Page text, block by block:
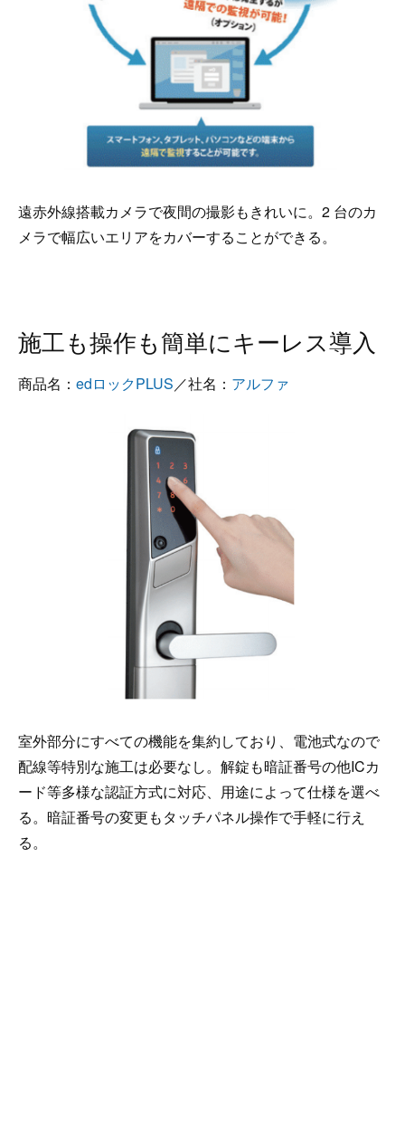
遠赤外線搭載カメラで夜間の撮影もきれいに。2 台のカ
メラで幅広いエリアをカバーすることができる。
施工も操作も簡単にキーレス導入
商品名： edロックPLUS／社名： アルファ
室外部分にすべての機能を集約しており、電池式なので
配線等特別な施工は必要なし。解錠も暗証番号の他ICカ
ード等多様な認証方式に対応、用途によって仕様を選べ
る。暗証番号の変更もタッチパネル操作で手軽に行え
る。